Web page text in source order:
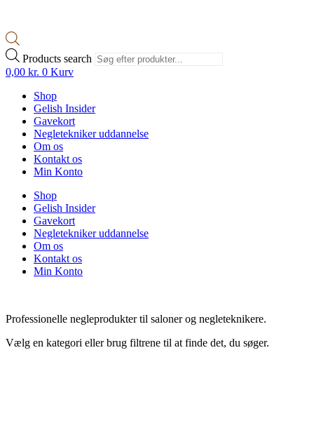
Products search
0,00 kr. 0 Kurv
Shop
Gelish Insider
Gavekort
Negletekniker uddannelse
Om os
Kontakt os
Min Konto
Shop
Gelish Insider
Gavekort
Negletekniker uddannelse
Om os
Kontakt os
Min Konto
Professionelle negleprodukter til saloner og negleteknikere.
Vælg en kategori eller brug filtrene til at finde det, du søger.